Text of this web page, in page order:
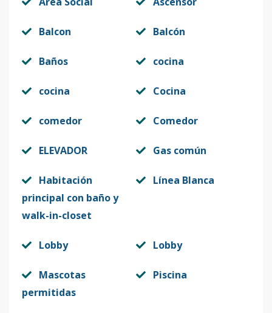
Balcon Balcón
Baños cocina
cocina Cocina
comedor Comedor
ELEVADOR Gas común
Habitación
principal con baño y
walk-in-closet
Línea Blanca
Lobby Lobby
Mascotas
permitidas
Piscina